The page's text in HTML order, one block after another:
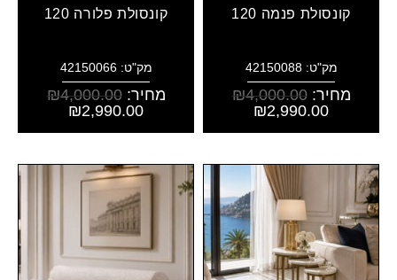
קונסולת פנמה 120
מק"ט: 42150088
מחיר: ₪4,000.00
₪2,990.00
קונסולת פלורה 120
מק"ט: 42150066
מחיר: ₪4,000.00
₪2,990.00